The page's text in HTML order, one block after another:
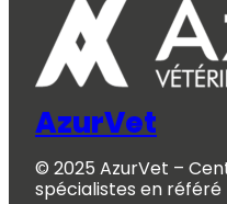
AzurVet
© 2025 AzurVet –
spécialistes en référé